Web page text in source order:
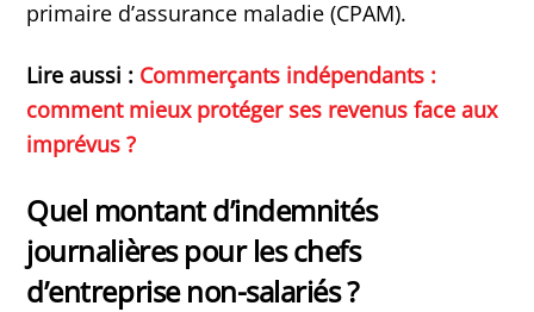
primaire d’assurance maladie (CPAM).
Lire aussi : Commerçants indépendants :
comment mieux protéger ses revenus face aux
imprévus ?
Quel montant d’indemnités
journalières pour les chefs
d’entreprise non-salariés ?